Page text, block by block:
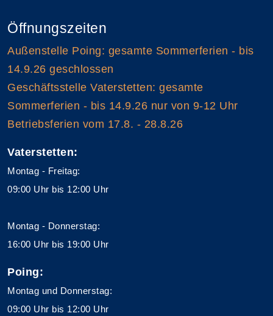
Öffnungszeiten
Außenstelle Poing: gesamte Sommerferien - bis
14.9.26 geschlossen
Geschäftsstelle Vaterstetten: gesamte
Sommerferien - bis 14.9.26 nur von 9-12 Uhr
Betriebsferien vom 17.8. - 28.8.26
Vaterstetten:
Montag - Freitag:
09:00 Uhr bis 12:00 Uhr
Montag - Donnerstag:
16:00 Uhr bis 19:00 Uhr
Poing:
Montag und Donnerstag:
09:00 Uhr bis 12:00 Uhr